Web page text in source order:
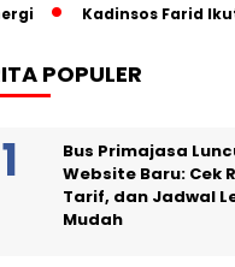
Kadinsos Farid Ikut Beri
POPULER
Bus Primajasa
Website Baru: Cek
Tarif, dan Jadwal
Mudah